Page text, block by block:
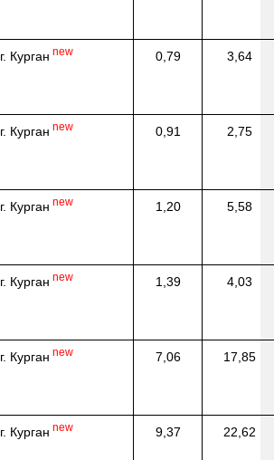
г. Курган new 0,79 3,64
г. Курган new 0,91 2,75
г. Курган new 1,20 5,58
г. Курган new 1,39 4,03
г. Курган new 7,06 17,85
г. Курган new 9,37 22,62